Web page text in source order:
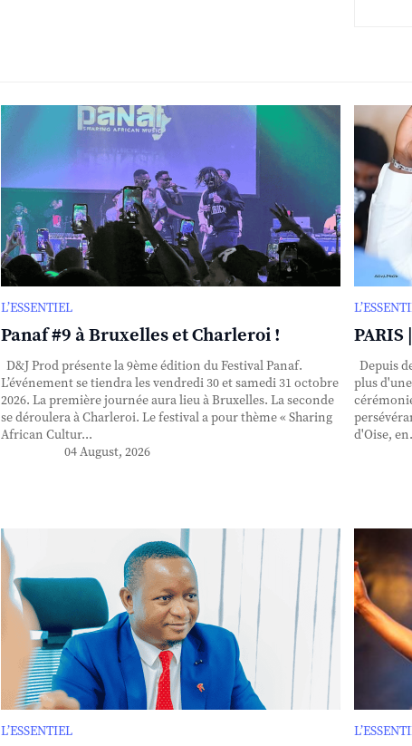
L’ESSENTIEL
Panaf #9 à Bruxelles et Charleroi !
D&J Prod présente la 9ème édition du Festival Panaf.
L’événement se tiendra les vendredi 30 et samedi 31 octobre
2026. La première journée aura lieu à Bruxelles. La seconde
se déroulera à Charleroi. Le festival a pour thème « Sharing
African Cultur...
04 August, 2026
Depuis
plus
d'Oise,
L’ESSENTIEL